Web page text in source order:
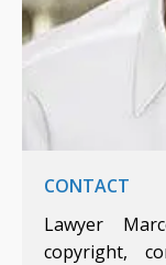
CONTACT
Lawyer
copyright,